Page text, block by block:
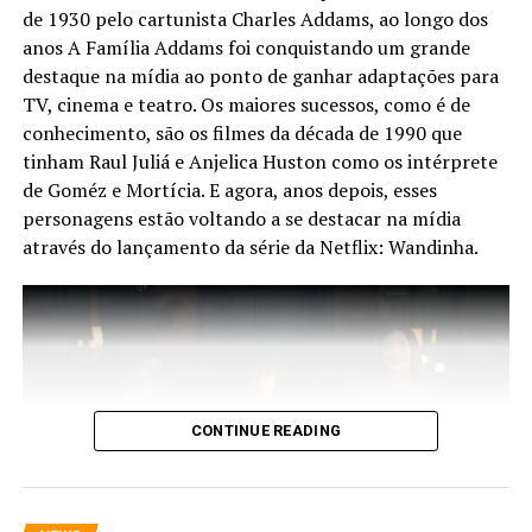
desafios. Embora tenha começado promissora, com um
episódio inicial bem executado e um elenco talentoso, a
série enfrentou dificuldades em manter a qualidade
narrativa e técnica ao longo da temporada. A falta de
cenas impactantes e o desgaste de certas escolhas de
direção deixaram, nós, espectadores, um pouco
insatisfeitos, pela falta de grandiosidade da série. Caso
haja uma segunda temporada, como esperado, a
produção terá uma nova oportunidade para corrigir o
rumo e honrar o universo dos semideuses como ele
merece.
Tiago Oliveira
Jornalista, S.M. Copywriter, Cinéfilo e Potterhead | Fortaleza-CE
História
Da apresentação de umas poucas famílias até o
momento do ocorrido, o episódio inicial apresenta de
maneira brutal como tudo aconteceu na noite da
tragedia. Já nos outros episódios seguintes mergulhamos
na dor e angustia dessas famílias, lutando por justiça
durantes estes 10 anos de sofrimento.
ótimas atuações para alcançar rapidamente o emocional
do espectador, que desde os primeiros momentos sente
a apreensão do que está por vir e termina
de 1930 pelo cartunista Charles Addams, ao longo dos
anos A Família Addams foi conquistando um grande
destaque na mídia ao ponto de ganhar adaptações para
TV, cinema e teatro. Os maiores sucessos, como é de
conhecimento, são os filmes da década de 1990 que
tinham Raul Juliá e Anjelica Huston como os intérprete
de Goméz e Mortícia. E agora, anos depois, esses
personagens estão voltando a se destacar na mídia
através do lançamento da série da Netflix: Wandinha.
CONTINUE READING